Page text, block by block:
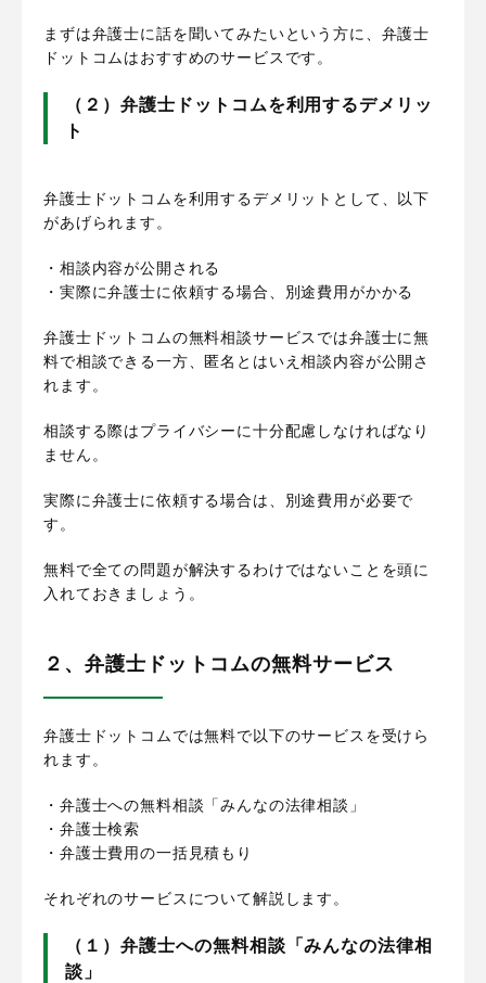
まずは弁護士に話を聞いてみたいという方に、弁護士
ドットコムはおすすめのサービスです。
（２）弁護士ドットコムを利用するデメリッ
ト
弁護士ドットコムを利用するデメリットとして、以下
があげられます。
・相談内容が公開される
・実際に弁護士に依頼する場合、別途費用がかかる
弁護士ドットコムの無料相談サービスでは弁護士に無
料で相談できる一方、匿名とはいえ相談内容が公開さ
れます。
相談する際はプライバシーに十分配慮しなければなり
ません。
実際に弁護士に依頼する場合は、別途費用が必要で
す。
無料で全ての問題が解決するわけではないことを頭に
入れておきましょう。
２、弁護士ドットコムの無料サービス
弁護士ドットコムでは無料で以下のサービスを受けら
れます。
・弁護士への無料相談「みんなの法律相談」
・弁護士検索
・弁護士費用の一括見積もり
それぞれのサービスについて解説します。
（１）弁護士への無料相談「みんなの法律相
談」